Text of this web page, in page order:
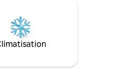
caractère distinctif
sentirez comme
grande retraite